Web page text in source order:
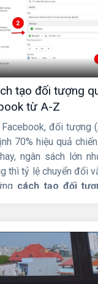
tạo đối tượng
từ A-Z
đối tượng
70% hiệu quả
ngân sách lớn
thì tỷ lệ chuyển đổi
cách tạo đối